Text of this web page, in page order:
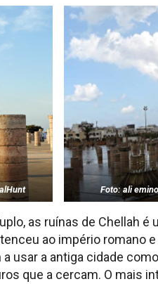
Foto: ali
as ruínas de Chellah
ao império romano
usar a antiga cidade
que a cercam. O mais